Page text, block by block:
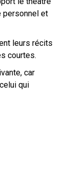
personnel et
leurs récits
courtes.
car
qui